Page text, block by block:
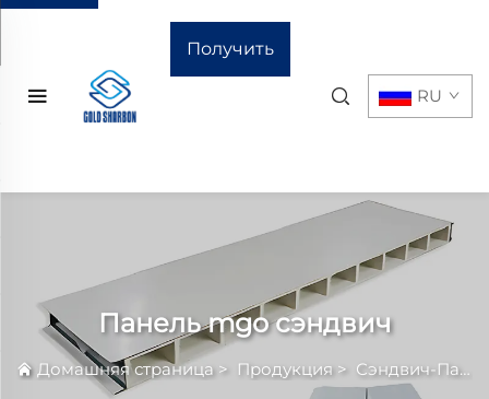
Получить
RU
Панель mgo сэндвич
Домашняя страница> Продукция> Сэндвич-Панель